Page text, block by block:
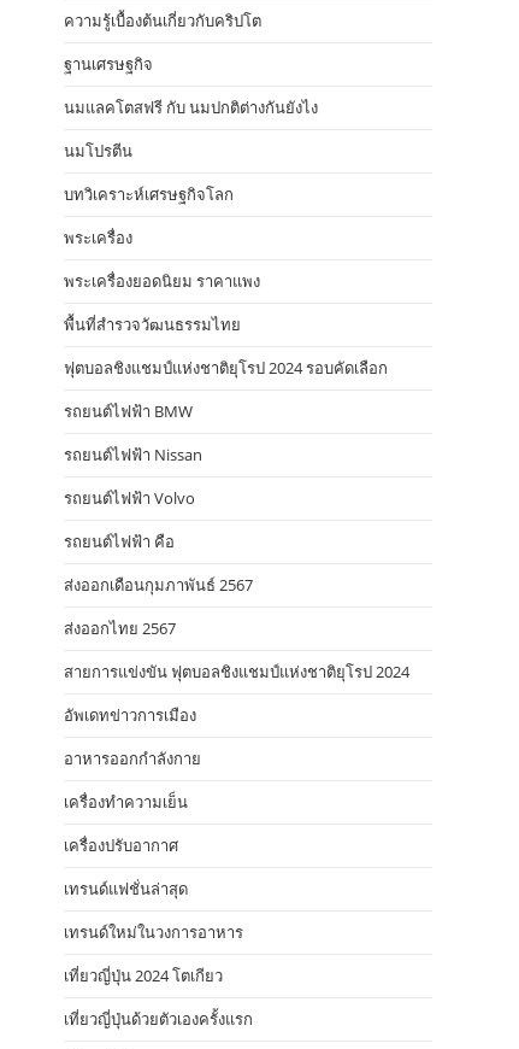
ความรู้เบื้องต้นเกี่ยวกับคริปโต
ฐานเศรษฐกิจ
นมแลคโตสฟรี กับ นมปกติต่างกันยังไง
นมโปรตีน
บทวิเคราะห์เศรษฐกิจโลก
พระเครื่อง
พระเครื่องยอดนิยม ราคาแพง
พื้นที่สำรวจวัฒนธรรมไทย
ฟุตบอลชิงแชมป์แห่งชาติยุโรป 2024 รอบคัดเลือก
รถยนต์ไฟฟ้า BMW
รถยนต์ไฟฟ้า Nissan
รถยนต์ไฟฟ้า Volvo
รถยนต์ไฟฟ้า คือ
ส่งออกเดือนกุมภาพันธ์ 2567
ส่งออกไทย 2567
สายการแข่งขัน ฟุตบอลชิงแชมป์แห่งชาติยุโรป 2024
อัพเดทข่าวการเมือง
อาหารออกกําลังกาย
เครื่องทำความเย็น
เครื่องปรับอากาศ
เทรนด์แฟชั่นล่าสุด
เทรนด์ใหม่ในวงการอาหาร
เที่ยวญี่ปุ่น 2024 โตเกียว
เที่ยวญี่ปุ่นด้วยตัวเองครั้งแรก